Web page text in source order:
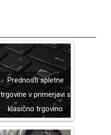
Prednosti spletne
trgovine v primerjavi s
klasično trgovino